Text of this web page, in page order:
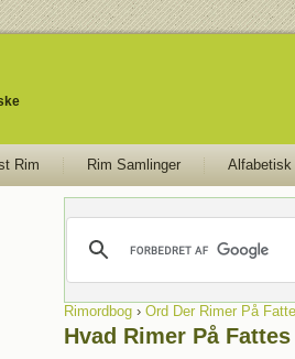
Rim Rim Samlinger Alfabetisk
Rimordbog› Ord Der Rimer På
Hvad Rimer På Fattes